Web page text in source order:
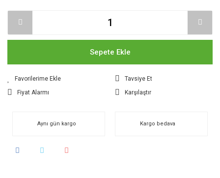
Sepete Ekle
Tavsiye Et
Fiyat Alarmı
Karşılaştır
Aynı gün kargo Kargo bedava